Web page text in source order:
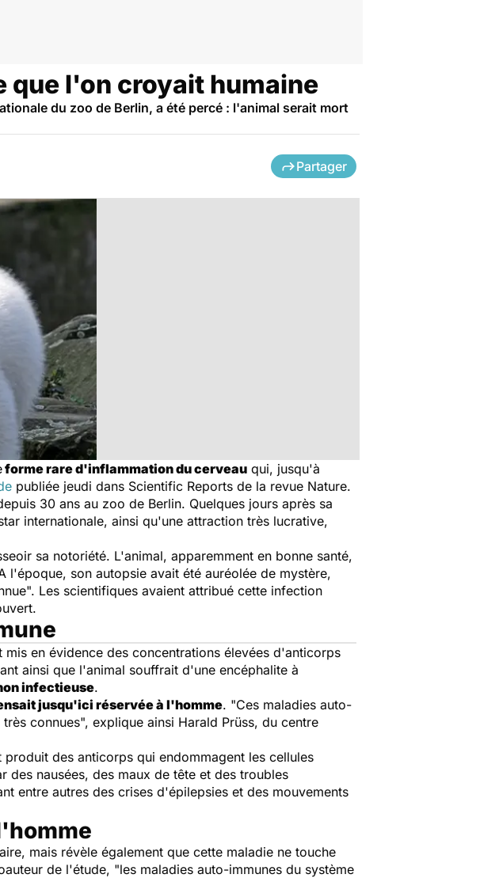
que l'on croyait humaine
du zoo de Berlin, a été percé : l'animal serait mort
Partager
forme rare d'inflammation du cerveau qui, jusqu'à
publiée jeudi dans Scientific Reports de la revue Nature.
30 ans au zoo de Berlin. Quelques jours après sa
internationale, ainsi qu'une attraction très lucrative,
sa notoriété. L'animal, apparemment en bonne santé,
l'époque, son autopsie avait été auréolée de mystère,
". Les scientifiques avaient attribué cette infection
en évidence des concentrations élevées d'anticorps
ainsi que l'animal souffrait d'une encéphalite à
infectieuse.
jusqu'ici réservée à l'homme. "Ces maladies auto-
connues", explique ainsi Harald Prüss, du centre
des anticorps qui endommagent les cellules
des nausées, des maux de tête et des troubles
entre autres des crises d'épilepsies et des mouvements
mais révèle également que cette maladie ne touche
de l'étude, "les maladies auto-immunes du système